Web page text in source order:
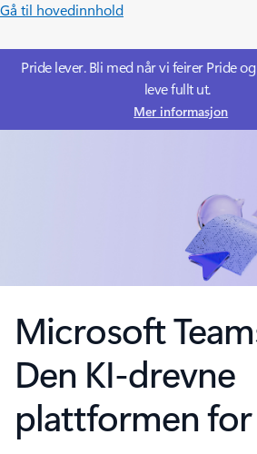
Gå til hovedinnhold
Pride lever. Bli med når vi feirer Pride
leve fullt ut.
Mer informasjon
Microsoft
Den KI-drevne
plattformen